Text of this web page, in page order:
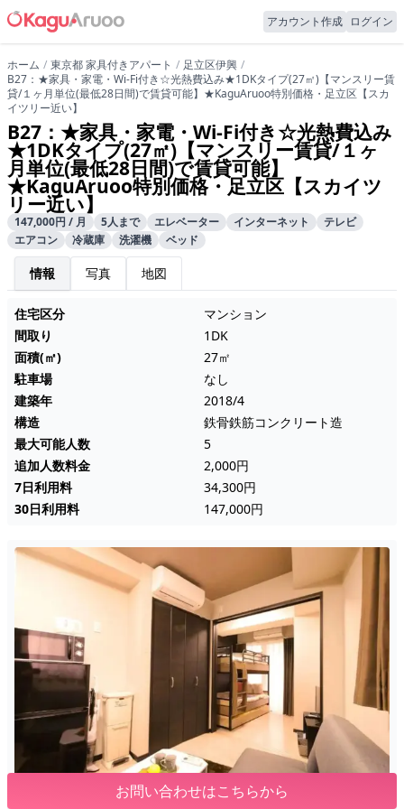
アカウント作成 ログイン
ホーム 東京都 家具付きアパート
足立区伊興
B27：★家具・家電・Wi-Fi付き☆光熱費込み★1DKタイプ(27㎡)【マンスリー賃
貸/１ヶ月単位(最低28日間)で賃貸可能】★KaguAruoo特別価格・足立区【スカ
イツリー近い】
B27：★家具・家電・Wi-Fi付き☆光熱費込み
★1DKタイプ(27㎡)【マンスリー賃貸/１ヶ
月単位(最低28日間)で賃貸可能】
★KaguAruoo特別価格・足立区【スカイツ
リー近い】
147,000円 / 月 5人まで エレベーター インターネット
テレビ
エアコン
冷蔵庫 洗濯機 ベッド
情報 写真 地図
住宅区分
マンション
間取り
1DK
面積(㎡)
27㎡
駐車場
なし
建築年
2018/4
構造
鉄骨鉄筋コンクリート造
最大可能人数
5
追加人数料金
2,000円
7日利用料
34,300円
30日利用料
147,000円
お問い合わせはこちらから